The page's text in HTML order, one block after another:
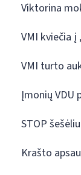
Viktorina
VMI kviečia į
VMI turto
Įmonių VDU
STOP
Krašto